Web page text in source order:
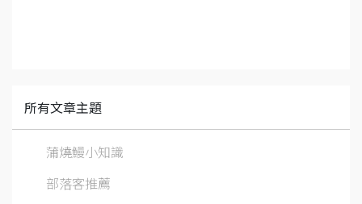
所有文章主題
蒲燒鰻小知識
部落客推薦